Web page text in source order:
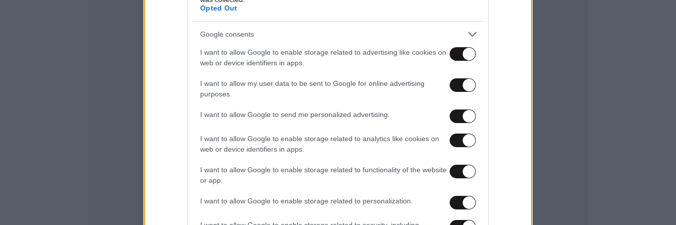
Opted Out
Google consents
I want to allow Google to enable storage related to advertising like cookies on
web or device identifiers in apps.
I want to allow my user data to be sent to Google for online advertising
purposes.
I want to allow Google to send me personalized advertising.
I want to allow Google to enable storage related to analytics like cookies on
web or device identifiers in apps.
I want to allow Google to enable storage related to functionality of the website
or app.
I want to allow Google to enable storage related to personalization.